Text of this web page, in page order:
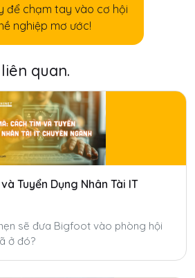
để chạm tay vào cơ hội
nghiệp mơ ước!
quan.
Tuyển Dụng Nhân Tài IT
sẽ đưa Bigfoot vào phòng hội
ở đó?